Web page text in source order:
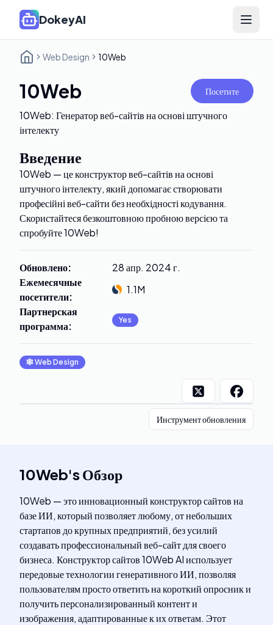
DokeyAI Open
Web Design 10Web
10Web Посетите
10Web: Генератор веб-сайтів на основі штучного
інтелекту
Введение
10Web — це конструктор веб-сайтів на основі
штучного інтелекту, який допомагає створювати
професійні веб-сайти без необхідності кодування.
Скористайтеся безкоштовною пробною версією та
спробуйте 10Web!
Обновлено:
28 апр. 2024 г.
Ежемесячные
посетители:
1.1M
Партнерская
программа: Yes
🕸Web Design
Инструмент обновления
10Web'sОбзор
10Web — это инновационный конструктор сайтов на
базе ИИ, который позволяет любому, от небольших
стартапов до крупных предприятий, без усилий
создавать профессиональный веб-сайт для своего
бизнеса. Конструктор сайтов 10Web AI использует
передовые технологии генеративного ИИ, позволяя
пользователям просто ответить на короткий опросник и
получить персонализированный контент и
изображения, адаптированные к их ответам. Этот